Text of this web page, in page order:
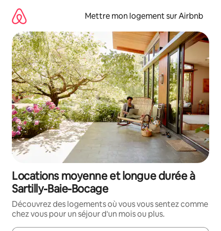
directement
contenu
Mettre mon logement sur Airbnb
Locations moyenne et longue durée à
Sartilly-Baie-Bocage
Découvrez des logements où vous vous sentez comme
chez vous pour un séjour d'un mois ou plus.